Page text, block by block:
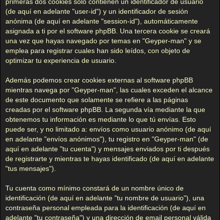
(de aquí en adelante "user-id") y un identificador de sesión
anónima (de aquí en adelante "session-id"), automáticamente
asignada a ti por el software phpBB. Una tercera cookie se creará
una vez que hayas navegado por temas en "Geyper-man" y se
emplea para registrar cuales han sido leídos, con objeto de
optimizar tu experiencia de usuario.
Además podemos crear cookies externas al software phpBB
mientras navega por "Geyper-man", las cuales exceden el alcance
de este documento que solamente se refiere a las páginas
creadas por el software phpBB. La segunda vía mediante la que
obtenemos tu información es mediante lo que tú envías. Esto
puede ser, y no limitado a: envíos como usuario anónimo (de aquí
en adelante "envíos anónimos"), tu registro en "Geyper-man" (de
aquí en adelante "tu cuenta") y mensajes enviados por ti después
de registrarte y mientras te hayas identificado (de aquí en adelante
"tus mensajes").
Tu cuenta como mínimo constará de un nombre único de
identificación (de aquí en adelante "tu nombre de usuario"), una
contraseña personal empleada para la identificación (de aquí en
adelante "tu contraseña") y una dirección de email personal válida